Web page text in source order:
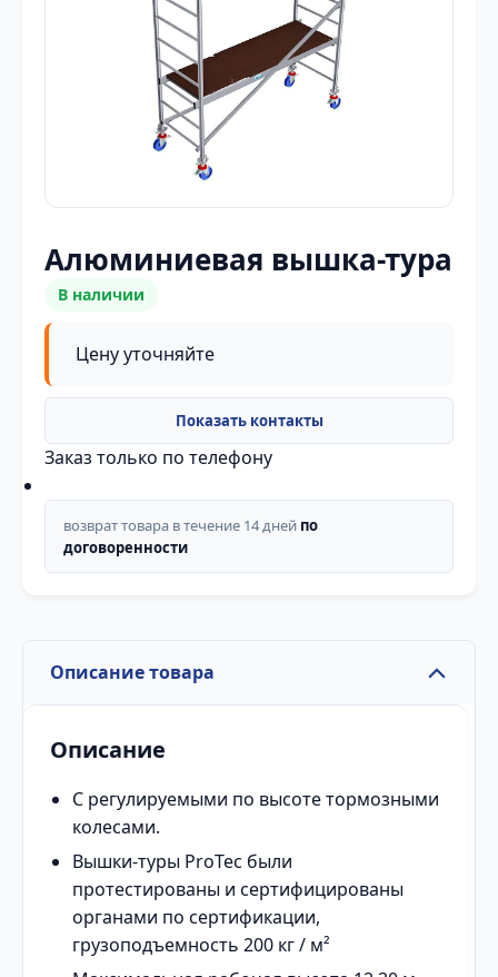
Алюминиевая вышка-тура
В наличии
Цену уточняйте
Заказ только по телефону
возврат товара в течение 14 дней по
договоренности
Описание товара
Описание
С регулируемыми по высоте тормозными
колесами.
Вышки-туры ProTec были
протестированы и сертифицированы
органами по сертификации,
грузоподъемность 200 кг / м²